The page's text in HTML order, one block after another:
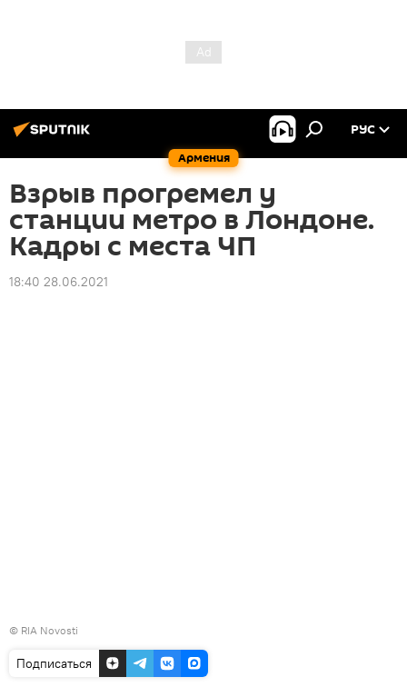
Армения
РУС
Взрыв прогремел у
станции метро в Лондоне.
Кадры с места ЧП
18:40 28.06.2021
© RIA Novosti
Подписаться